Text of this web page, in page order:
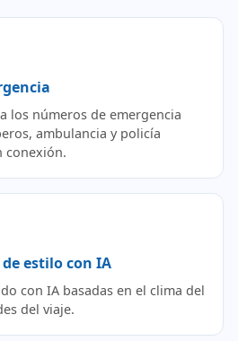
los números de emergencia
ambulancia y policía
conexión.
estilo con IA
con IA basadas en el clima del
del viaje.